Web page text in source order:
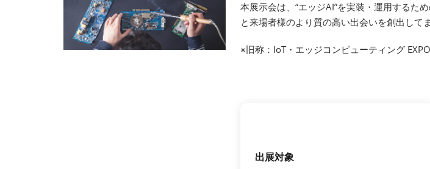
本展示会は、“エッジAI”を実装・運用するた
と来場者様のより質の高い出会いを創出して
※旧称：IoT・エッジコンピューティング EXPO
出展対象